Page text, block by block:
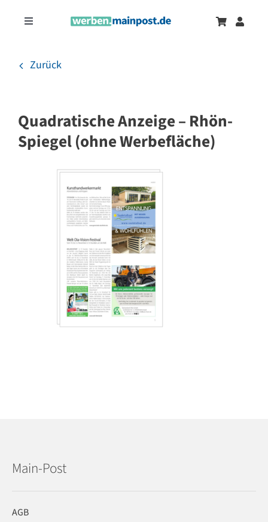
InhaltToggle
Onlinewerbung
Zurück
Quadratische Anzeige – Rhön-
Spiegel (ohne Werbefläche)
Main-Post
AGB